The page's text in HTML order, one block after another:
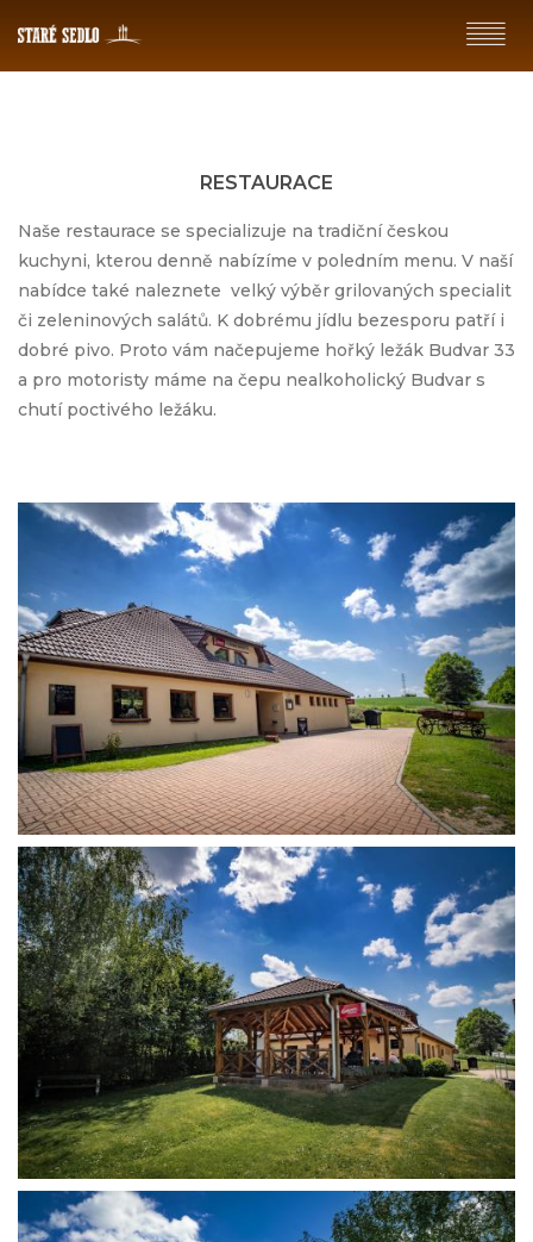
RESTAURACE
Naše restaurace se specializuje na tradiční českou
kuchyni, kterou denně nabízíme v poledním menu. V naší
nabídce také naleznete velký výběr grilovaných specialit
či zeleninových salátů. K dobrému jídlu bezesporu patří i
dobré pivo. Proto vám načepujeme hořký ležák Budvar 33
a pro motoristy máme na čepu nealkoholický Budvar s
chutí poctivého ležáku.